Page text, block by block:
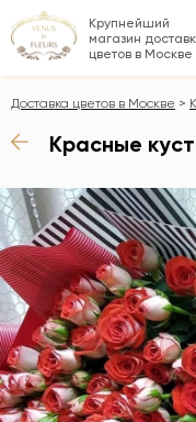
Крупнейший
магазин
цветов в Москве
Доставка цветов в Москве
Красные